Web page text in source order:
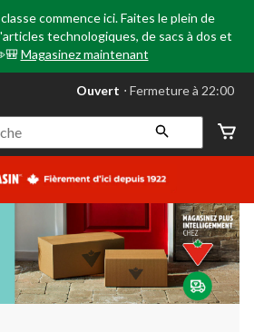
commence ici. Faites le plein de
technologiques, de sacs à dos et
Magasinez maintenant
votre
préféré
Leduc,
AB,
courament
Fermeture
à
22:00
cliquer
pour
changer
Ouvert ⋅ Fermeture à 22:00